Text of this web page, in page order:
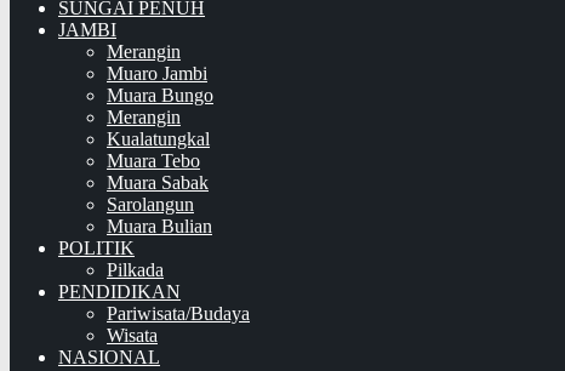
SUNGAI PENUH
JAMBI
Merangin
Muaro Jambi
Muara Bungo
Merangin
Kualatungkal
Muara Tebo
Muara Sabak
Sarolangun
Muara Bulian
POLITIK
Pilkada
PENDIDIKAN
Pariwisata/Budaya
Wisata
NASIONAL